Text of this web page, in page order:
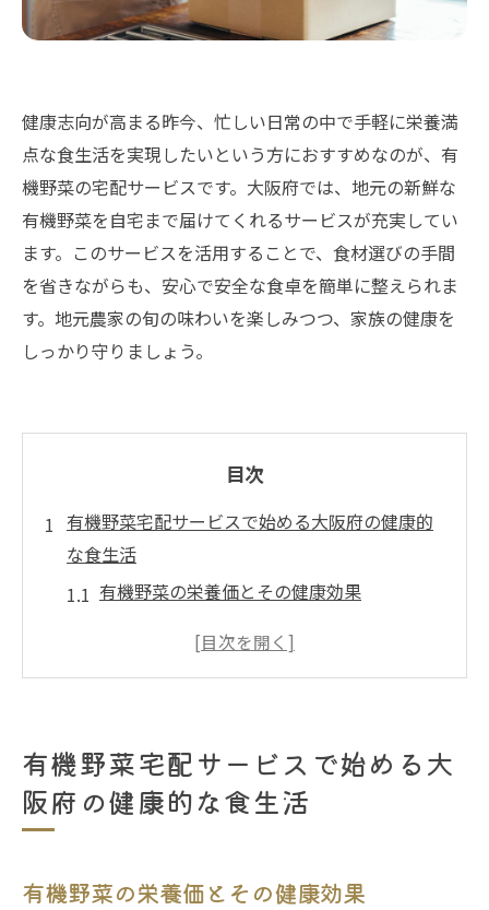
健康志向が高まる昨今、忙しい日常の中で手軽に栄養満
点な食生活を実現したいという方におすすめなのが、有
機野菜の宅配サービスです。大阪府では、地元の新鮮な
有機野菜を自宅まで届けてくれるサービスが充実してい
ます。このサービスを活用することで、食材選びの手間
を省きながらも、安心で安全な食卓を簡単に整えられま
す。地元農家の旬の味わいを楽しみつつ、家族の健康を
しっかり守りましょう。
目次
有機野菜宅配サービスで始める大阪府の健康的
な食生活
有機野菜の栄養価とその健康効果
地元食材で味わう大阪府の豊かな食文化
生活習慣病予防に役立つ食生活のヒント
大阪府で注目の有機野菜宅配サービスを徹底解
知っておきたい有機野菜の基準とは
有機野菜宅配サービスで始める大
阪府の健康的な食生活
有機野菜の栄養価とその健康効果